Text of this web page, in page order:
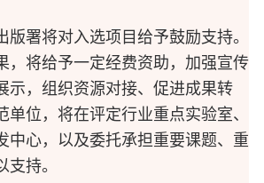
版署将对入选项目给予鼓励支持。
，将给予一定经费资助，加强宣传
示，组织资源对接、促进成果转
单位，将在评定行业重点实验室、
中心，以及委托承担重要课题、重
持。